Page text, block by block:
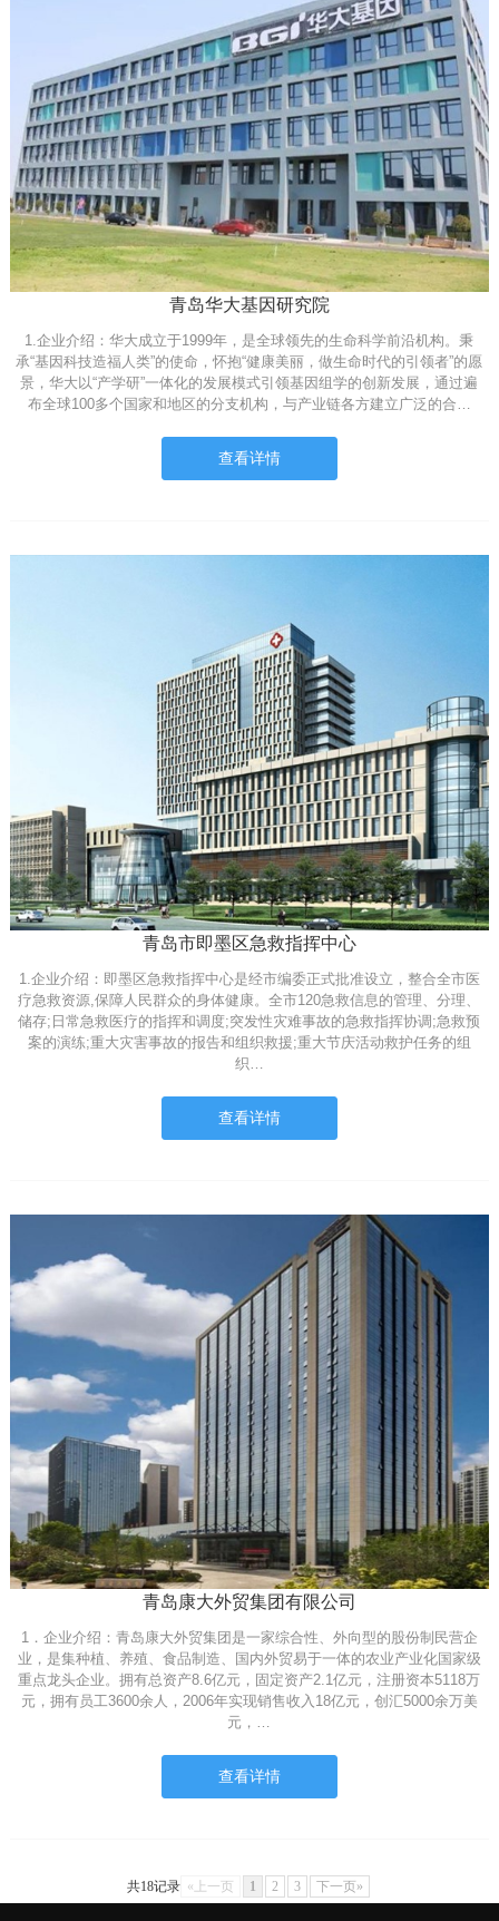
青岛华大基因研究院
1.企业介绍：华大成立于1999年，是全球领先的生命科学前沿机构。秉
承“基因科技造福人类”的使命，怀抱“健康美丽，做生命时代的引领者”的愿
景，华大以“产学研”一体化的发展模式引领基因组学的创新发展，通过遍
布全球100多个国家和地区的分支机构，与产业链各方建立广泛的合…
查看详情
青岛市即墨区急救指挥中心
1.企业介绍：即墨区急救指挥中心是经市编委正式批准设立，整合全市医
疗急救资源,保障人民群众的身体健康。全市120急救信息的管理、分理、
储存;日常急救医疗的指挥和调度;突发性灾难事故的急救指挥协调;急救预
案的演练;重大灾害事故的报告和组织救援;重大节庆活动救护任务的组
织…
查看详情
青岛康大外贸集团有限公司
1．企业介绍：青岛康大外贸集团是一家综合性、外向型的股份制民营企
业，是集种植、养殖、食品制造、国内外贸易于一体的农业产业化国家级
重点龙头企业。拥有总资产8.6亿元，固定资产2.1亿元，注册资本5118万
元，拥有员工3600余人，2006年实现销售收入18亿元，创汇5000余万美
元，…
查看详情
共18记录 «上一页 1 2 3 下一页»